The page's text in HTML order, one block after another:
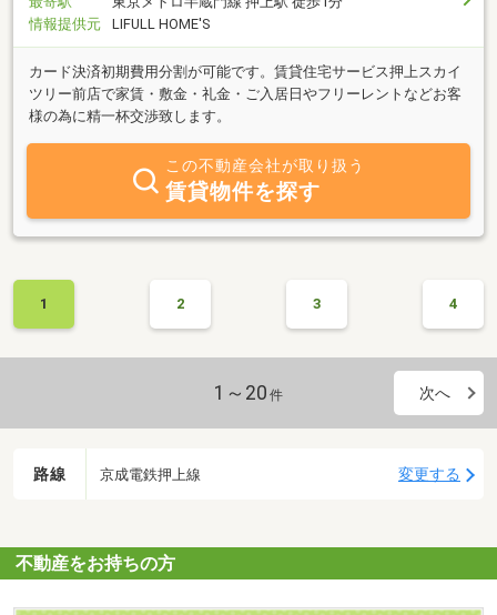
情報提供元
LIFULL HOME'S
カード決済初期費用分割が可能です。賃貸住宅サービス押上スカイ
ツリー前店で家賃・敷金・礼金・ご入居日やフリーレントなどお客
様の為に精一杯交渉致します。
この不動産会社が取り扱う
賃貸物件を探す
1 2 3 4
1～20 件 次へ
路線 京成電鉄押上線 変更する
不動産をお持ちの方